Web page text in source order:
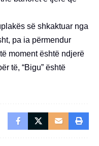
së shkaktuar nga
pa ia përmendur
moment është ndjerë
të, “Bigu” është